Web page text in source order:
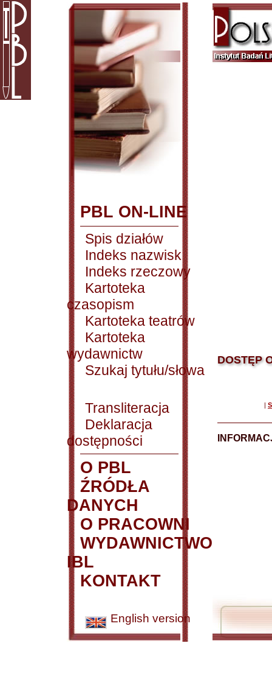
PBL ON-LINE
Spis działów
Indeks nazwisk
Indeks rzeczowy
Kartoteka
czasopism
Kartoteka teatrów
Kartoteka
wydawnictw
Szukaj tytułu/słowa
Transliteracja
Deklaracja
dostępności
O PBL
ŹRÓDŁA
DANYCH
O PRACOWNI
WYDAWNICTWO
IBL
KONTAKT
English version
DOSTĘP
|